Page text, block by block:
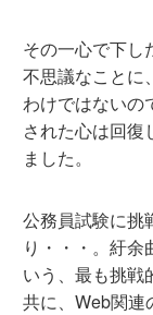
その一心で下し
不思議なことに
わけではないの
された心は回復
ました。
公務員試験に挑
り・・・。紆余
いう、最も挑戦
共に、Web関連